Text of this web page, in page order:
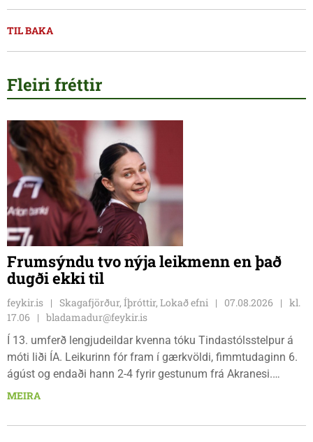
TIL BAKA
Fleiri fréttir
Frumsýndu tvo nýja leikmenn en það
dugði ekki til
feykir.is Skagafjörður, Íþróttir, Lokað efni 07.08.2026
kl.
17.06
bladamadur@feykir.is
Í 13. umferð lengjudeildar kvenna tóku Tindastólsstelpur á
móti liði ÍA. Leikurinn fór fram í gærkvöldi, fimmtudaginn 6.
ágúst og endaði hann 2-4 fyrir gestunum frá Akranesi.
Tindastólsliðið frumsýndi tvo nýja leikmenn en þær dönsku
tvíburar.
MEIRA